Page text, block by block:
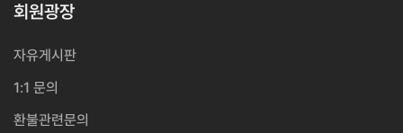
회원광장
자유게시판
1:1 문의
환불관련문의